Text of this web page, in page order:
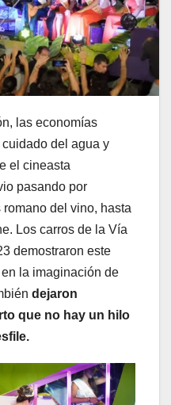
las economías
del agua y
el cineasta
pasando por
del vino, hasta
Los carros de la Vía
demostraron este
la imaginación de
dejaron
que no hay un hilo